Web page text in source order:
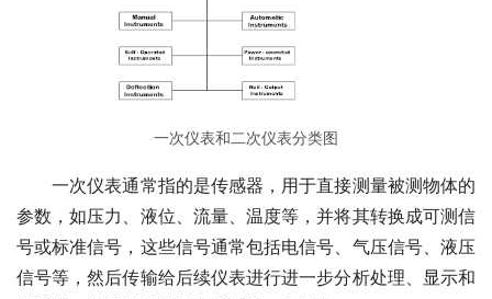
一次仪表和二次仪表分类图
一次仪表通常指的是传感器，用于直接测量被测物体的
参数，如压力、液位、流量、温度等，并将其转换成可测信
号或标准信号，这些信号通常包括电信号、气压信号、液压
信号等，然后传输给后续仪表进行进一步分析处理、显示和